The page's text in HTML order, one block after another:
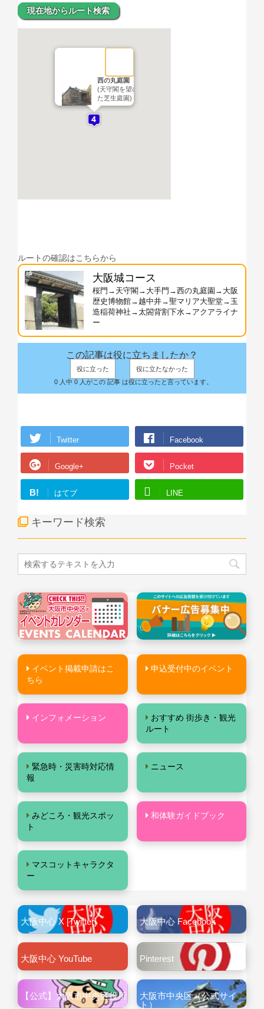
現在地からルート検索
西の丸庭園
(天守閣を望む広々とし
た芝生庭園)
ルートの確認はこちらから
大阪城コース
桜門→天守閣→大手門→西の丸庭園→大阪
歴史博物館→越中井→聖マリア大聖堂→玉
造稲荷神社→太閤背割下水→アクアライナ
ー
この記事は役に立ちましたか？
役に立った
役に立たなかった
0 人中 0 人がこの 記事 は役に立ったと言っています。
Twitter Facebook
Google+ Pocket
B! はてブ LINE
キーワード検索
イベント掲載申請はこ
ちら
申込受付中のイベント
インフォメーション
おすすめ 街歩き・観光
ルート
緊急時・災害時対応情
報
ニュース
みどころ・観光スポッ
ト
和体験ガイドブック
マスコットキャラクタ
ー
大阪中心 X [Twitter] 大阪中心 Facebook
大阪中心 YouTube Pinterest
【公式】大阪市中央区役所
大阪市中央区（公式サイ
ト）